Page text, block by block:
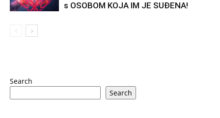
s OSOBOM KOJA IM JE SUĐENA!
Search
Search